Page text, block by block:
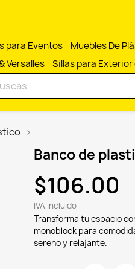
para Eventos Muebles De
Versalles
Sillas para Exterior
Banco de
$106.00
IVA incluido
Transforma tu espacio
monoblock para
sereno y relajante.